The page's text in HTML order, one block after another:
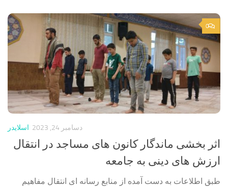
0
اسلایدر دسامبر 24, 2023
اثر بخشی ماندگار کانون های مساجد در انتقال
ارزش های دینی به جامعه
طبق اطلاعات به دست آمده از منابع رسانه ای انتقال مفاهيم